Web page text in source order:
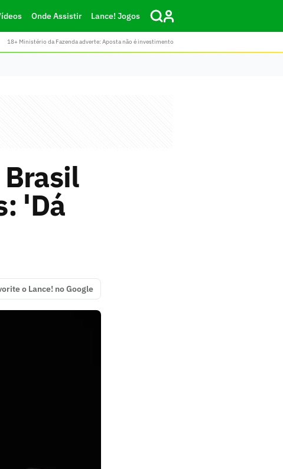
Onde Assistir Lance! Jogos
18+ Ministério da Fazenda adverte: Aposta não é investimento
'Dá
o Lance! no Google